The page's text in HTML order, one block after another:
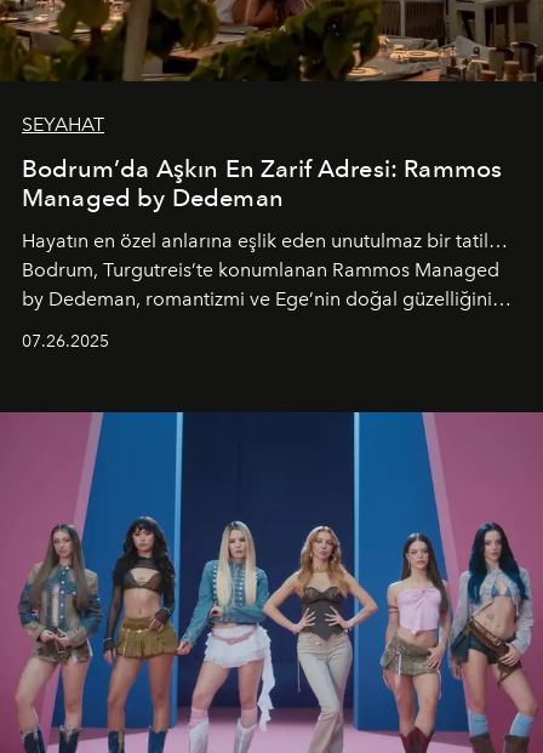
SEYAHAT
Bodrum’da Aşkın En Zarif Adresi: Rammos
Managed by Dedeman
Hayatın en özel anlarına eşlik eden unutulmaz bir tatil…
Bodrum, Turgutreis’te konumlanan Rammos Managed
by Dedeman, romantizmi ve Ege’nin doğal güzelliğini
07.26.2025